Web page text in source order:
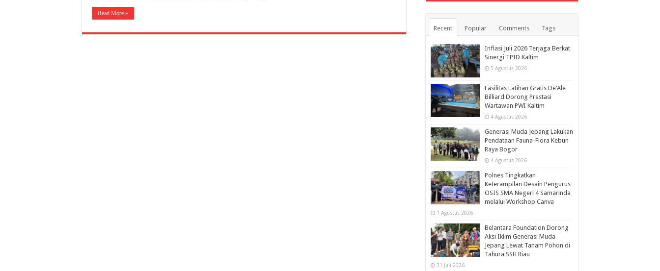
Read More »
Recent Popular Comments Tags
Inflasi Juli 2026 Terjaga Berkat
Sinergi TPID Kaltim
5 Agustus 2026
Fasilitas Latihan Gratis De’Ale
Billiard Dorong Prestasi
Wartawan PWI Kaltim
4 Agustus 2026
Generasi Muda Jepang Lakukan
Pendataan Fauna-Flora Kebun
Raya Bogor
4 Agustus 2026
Polnes Tingkatkan
Keterampilan Desain Pengurus
OSIS SMA Negeri 4 Samarinda
melalui Workshop Canva
1 Agustus 2026
Belantara Foundation Dorong
Aksi Iklim Generasi Muda
Jepang Lewat Tanam Pohon di
Tahura SSH Riau
31 Juli 2026